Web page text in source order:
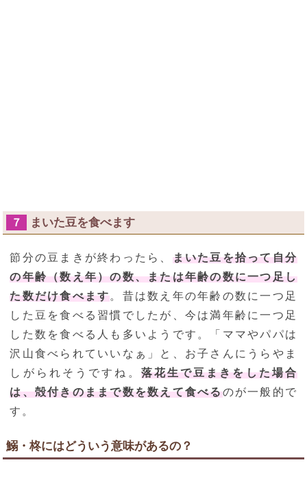
７ まいた豆を食べます
節分の豆まきが終わったら、 まいた豆を拾って自分
の年齢（数え年）の数、または年齢の数に一つ足し
た数だけ食べます。昔は数え年の年齢の数に一つ足
した豆を食べる習慣でしたが、今は満年齢に一つ足
した数を食べる人も多いようです。「ママやパパは
沢山食べられていいなぁ」と、お子さんにうらやま
しがられそうですね。 落花生で豆まきをした場合
は、殻付きのままで数を数えて食べるのが一般的で
す。
鰯・柊にはどういう意味があるの？